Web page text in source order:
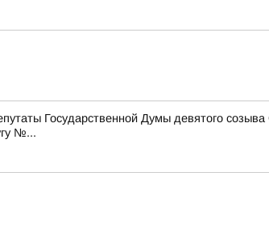
Государственной Думы девятого
№...